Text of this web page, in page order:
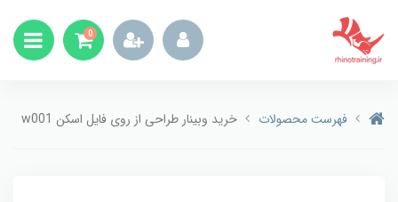
0
فهرست محصولات خرید وبینار طراحی از روی فایل اسکن w001